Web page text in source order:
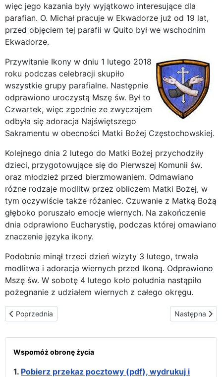
więc jego kazania były wyjątkowo interesujące dla
parafian. O. Michał pracuje w Ekwadorze już od 19 lat,
przed objęciem tej parafii w Quito był we wschodnim
Ekwadorze.
Przywitanie Ikony w dniu 1 lutego 2018
roku podczas celebracji skupiło
wszystkie grupy parafialne. Następnie
odprawiono uroczystą Mszę św. Był to
Czwartek, więc zgodnie ze zwyczajem
odbyła się adoracja Najświętszego
Sakramentu w obecności Matki Bożej Częstochowskiej.
Kolejnego dnia 2 lutego do Matki Bożej przychodziły
dzieci, przygotowujące się do Pierwszej Komunii św.
oraz młodzież przed bierzmowaniem. Odmawiano
różne rodzaje modlitw przez obliczem Matki Bożej, w
tym oczywiście także różaniec. Czuwanie z Matką Bożą
głęboko poruszało emocje wiernych. Na zakończenie
dnia odprawiono Eucharystię, podczas której omawiano
znaczenie języka ikony.
Podobnie minął trzeci dzień wizyty 3 lutego, trwała
modlitwa i adoracja wiernych przed Ikoną. Odprawiono
Mszę św. W sobotę 4 lutego koło południa nastąpiło
pożegnanie z udziałem wiernych z całego okręgu.
Poprzednia strona: Ikona Częstochowska odwiedza najstarsze
Poprzednia Następna
Następna
Wspomóż obronę życia
1. Pobierz przekaz pocztowy (pdf), wydrukuj i